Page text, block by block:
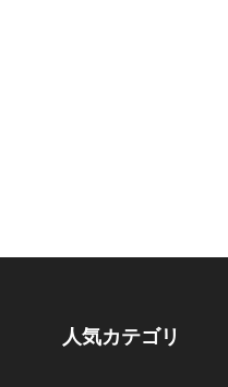
人気カテゴリ